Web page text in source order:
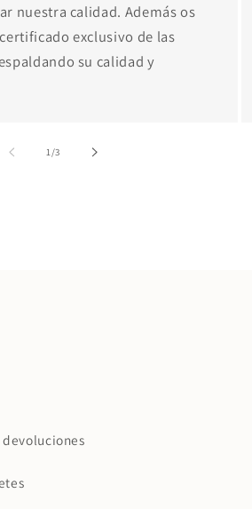
nuestra calidad. Además os
exclusivo de las
su calidad y
1/de
3